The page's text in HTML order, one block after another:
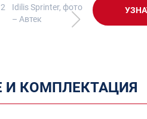
И КОМПЛЕКТАЦИЯ